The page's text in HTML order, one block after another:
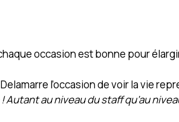
occasion est bonne pour
l’occasion de voir la vie
Autant au niveau du staff qu’au